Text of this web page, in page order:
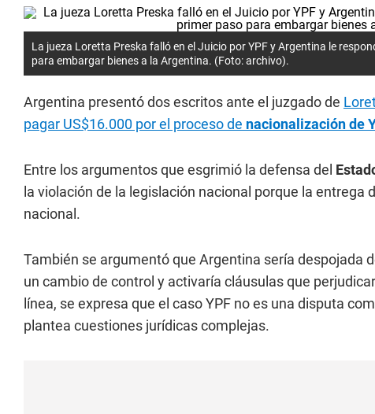
La jueza Loretta Preska falló en el Juicio por YPF y Argentina le
para embargar bienes a la Argentina. (Foto: archivo).
Argentina presentó dos escritos ante el juzgado de
pagar US$16.000 por el proceso de nacionalización de
Entre los argumentos que esgrimió la defensa del
la violación de la legislación nacional porque la entrega
nacional.
También se argumentó que Argentina sería despojada
un cambio de control y activaría cláusulas que
línea, se expresa que el caso YPF no es una disputa
plantea cuestiones jurídicas complejas.